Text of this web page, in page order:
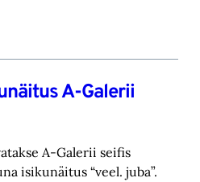
A-Galerii
A-Galerii seifis
isikunäitus “veel. juba”.